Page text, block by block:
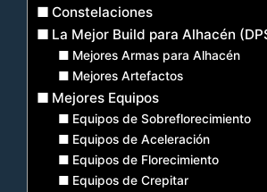
Constelaciones
La Mejor Build para Alhacén
Mejores Armas para Alhacén
Mejores Artefactos
Mejores Equipos
Equipos de Sobreflorecimiento
Equipos de Aceleración
Equipos de Florecimiento
Equipos de Crepitar